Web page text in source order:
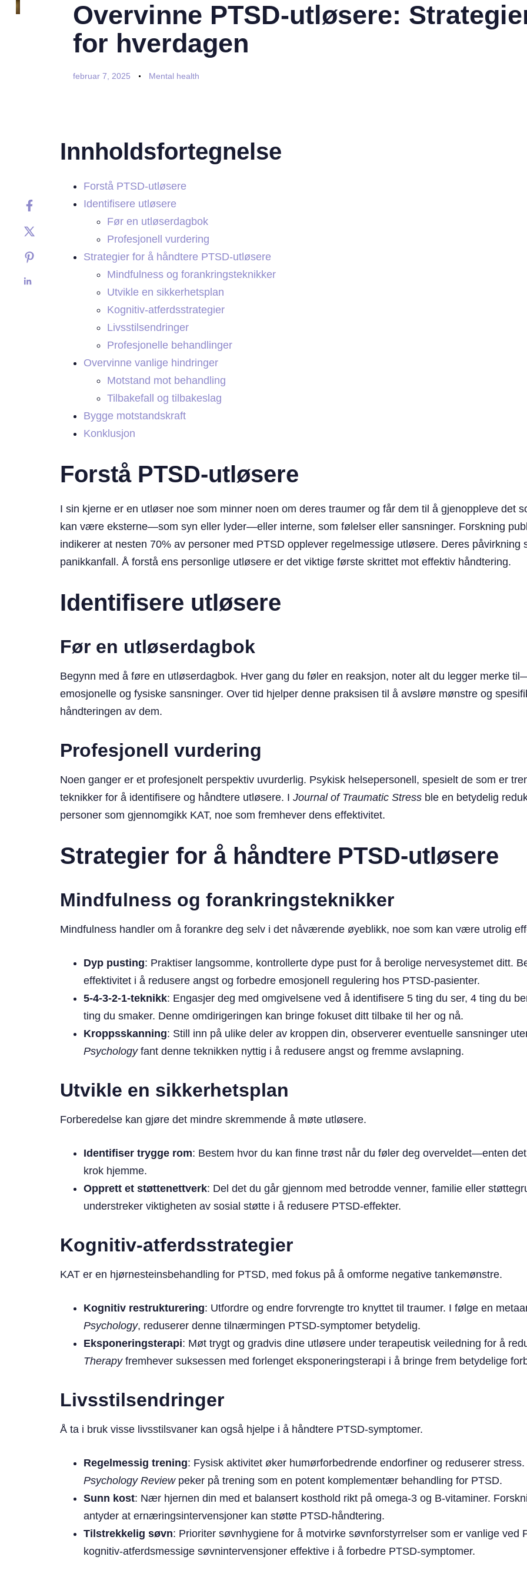
Overvinne PTSD-utløsere:
for hverdagen
februar 7, 2025 Mental health
Innholdsfortegnelse
Forstå PTSD-utløsere
Identifisere utløsere
Før en utløserdagbok
Profesjonell vurdering
Strategier for å håndtere PTSD-utløsere
Mindfulness og forankringsteknikker
Utvikle en sikkerhetsplan
Kognitiv-atferdsstrategier
Livsstilsendringer
Profesjonelle behandlinger
Overvinne vanlige hindringer
Motstand mot behandling
Tilbakefall og tilbakeslag
Bygge motstandskraft
Konklusjon
Forstå PTSD-utløsere
I sin kjerne er en utløser noe som minner noen om deres traumer og får dem til å gjenoppleve det
kan være eksterne—som syn eller lyder—eller interne, som følelser eller sansninger. Forskning
indikerer at nesten 70% av personer med PTSD opplever regelmessige utløsere. Deres påvirkning
panikkanfall. Å forstå ens personlige utløsere er det viktige første skrittet mot effektiv håndtering.
Identifisere utløsere
Før en utløserdagbok
Begynn med å føre en utløserdagbok. Hver gang du føler en reaksjon, noter alt du legger merke
emosjonelle og fysiske sansninger. Over tid hjelper denne praksisen til å avsløre mønstre og
håndteringen av dem.
Profesjonell vurdering
Noen ganger er et profesjonelt perspektiv uvurderlig. Psykisk helsepersonell, spesielt de som er
teknikker for å identifisere og håndtere utløsere. I Journal of Traumatic Stress ble en betydelig
personer som gjennomgikk KAT, noe som fremhever dens effektivitet.
Strategier for å håndtere PTSD-utløsere
Mindfulness og forankringsteknikker
Mindfulness handler om å forankre deg selv i det nåværende øyeblikk, noe som kan være utrolig
Dyp pusting: Praktiser langsomme, kontrollerte dype pust for å berolige nervesystemet ditt.
effektivitet i å redusere angst og forbedre emosjonell regulering hos PTSD-pasienter.
5-4-3-2-1-teknikk: Engasjer deg med omgivelsene ved å identifisere 5 ting du ser, 4 ting du
ting du smaker. Denne omdirigeringen kan bringe fokuset ditt tilbake til her og nå.
Kroppsskanning: Still inn på ulike deler av kroppen din, observerer eventuelle sansninger
Psychologyfant denne teknikken nyttig i å redusere angst og fremme avslapning.
Utvikle en sikkerhetsplan
Forberedelse kan gjøre det mindre skremmende å møte utløsere.
Identifiser trygge rom: Bestem hvor du kan finne trøst når du føler deg overveldet—enten
krok hjemme.
Opprett et støttenettverk: Del det du går gjennom med betrodde venner, familie eller
understreker viktigheten av sosial støtte i å redusere PTSD-effekter.
Kognitiv-atferdsstrategier
KAT er en hjørnesteinsbehandling for PTSD, med fokus på å omforme negative tankemønstre.
Kognitiv restrukturering: Utfordre og endre forvrengte tro knyttet til traumer. I følge en
Psychology, reduserer denne tilnærmingen PTSD-symptomer betydelig.
Eksponeringsterapi: Møt trygt og gradvis dine utløsere under terapeutisk veiledning for å
Therapyfremhever suksessen med forlenget eksponeringsterapi i å bringe frem betydelige
Livsstilsendringer
Å ta i bruk visse livsstilsvaner kan også hjelpe i å håndtere PTSD-symptomer.
Regelmessig trening: Fysisk aktivitet øker humørforbedrende endorfiner og reduserer
Psychology Reviewpeker på trening som en potent komplementær behandling for PTSD.
Sunn kost: Nær hjernen din med et balansert kosthold rikt på omega-3 og B-vitaminer.
antyder at ernæringsintervensjoner kan støtte PTSD-håndtering.
Tilstrekkelig søvn: Prioriter søvnhygiene for å motvirke søvnforstyrrelser som er vanlige ved
kognitiv-atferdsmessige søvnintervensjoner effektive i å forbedre PTSD-symptomer.